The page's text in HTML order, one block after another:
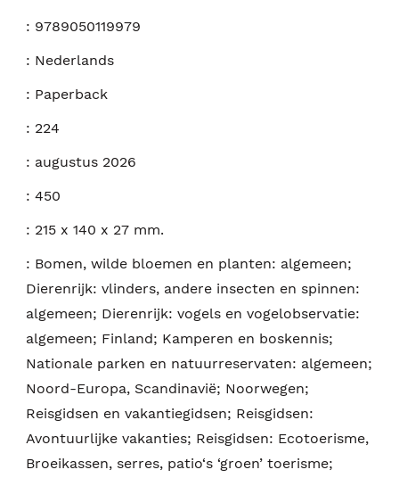
: 9789050119979
: Nederlands
: Paperback
: 224
: augustus 2026
: 450
: 215 x 140 x 27 mm.
: Bomen, wilde bloemen en planten: algemeen;
Dierenrijk: vlinders, andere insecten en spinnen:
algemeen; Dierenrijk: vogels en vogelobservatie:
algemeen; Finland; Kamperen en boskennis;
Nationale parken en natuurreservaten: algemeen;
Noord-Europa, Scandinavië; Noorwegen;
Reisgidsen en vakantiegidsen; Reisgidsen:
Avontuurlijke vakanties; Reisgidsen: Ecotoerisme,
Broeikassen, serres, patio‘s ‘groen’ toerisme;